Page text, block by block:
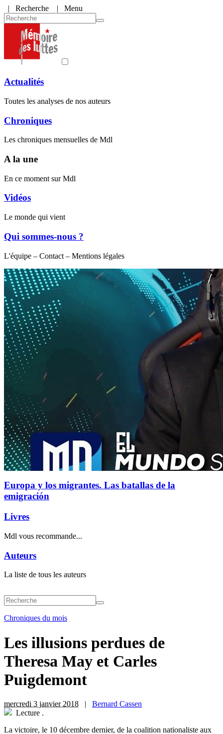
| Recherche | Menu
Actualités
Toutes les analyses de nos auteurs
Chroniques
Les chroniques mensuelles de Mdl
A la une
En ce moment sur Mdl
Vidéos
Le monde qui vient
Qui sommes-nous ?
L'équipe – Contact – Mentions légales
Europa y los migrantes. Las batallas de la
emigración
Livres
Mdl vous recommande...
Auteurs
La liste de tous les auteurs
Chroniques du mois
Les illusions perdues de
Theresa May et Carles
Puigdemont
mercredi 3 janvier 2018 | Bernard Cassen
Lecture .
La victoire, le 10 décembre dernier, de la coalition nationaliste aux